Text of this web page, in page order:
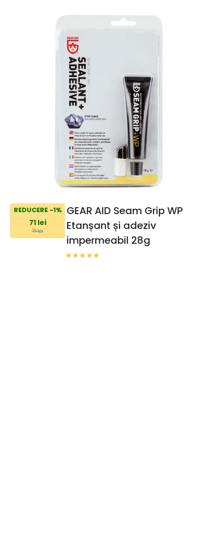
REDUCERE -1%
71 lei
71 lei
GEAR AID Seam Grip WP
Etanșant și adeziv
impermeabil 28g